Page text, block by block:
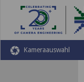
Kameraauswahl